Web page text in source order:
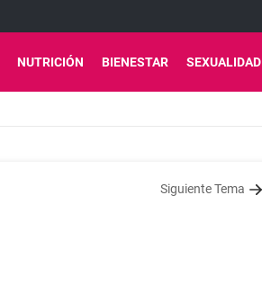
NUTRICIÓN BIENESTAR SEXUALIDAD
Siguiente Tema